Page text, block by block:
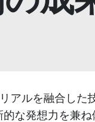
アルを融合した
な発想力を兼